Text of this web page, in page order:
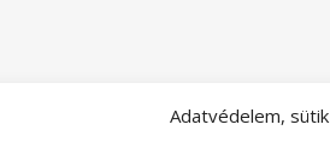
Adatvédelem, sütik